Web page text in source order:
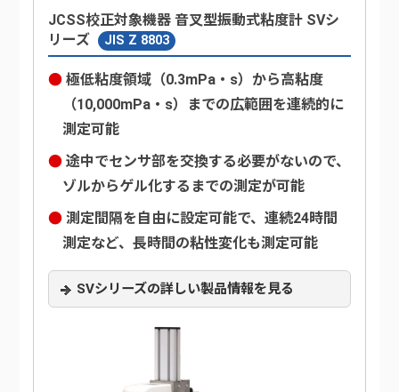
JCSS校正対象機器 音叉型振動式粘度計 SVシ
リーズ
JIS Z 8803
極低粘度領域（0.3mPa・s）から高粘度
（10,000mPa・s）までの広範囲を連続的に
測定可能
途中でセンサ部を交換する必要がないので、
ゾルからゲル化するまでの測定が可能
測定間隔を自由に設定可能で、連続24時間
測定など、長時間の粘性変化も測定可能
SVシリーズの詳しい製品情報を見る